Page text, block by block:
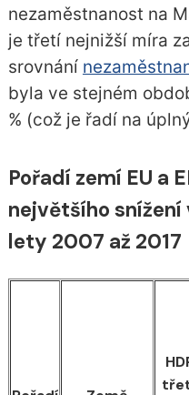
nezaměstnanost na
je třetí nejnižší míra
srovnání
byla ve stejném
% (což je řadí na
Pořadí zemí EU a
největšího snížení
lety 2007 až 2017